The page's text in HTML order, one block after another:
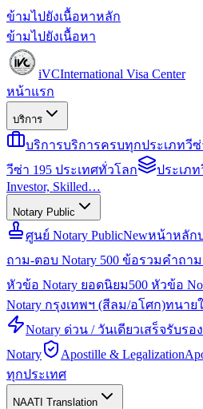
ข้ามไปยังเนื้อหาหลัก
ข้ามไปยังเนื้อหา
iVCInternational Visa Center
หน้าแรก
บริการ
บริการบริการครบทุกประเภทวีซ่
วีซ่า 195 ประเทศทั่วโลก
ประเภ
Investor, Skilled…
Notary Public
ศูนย์ Notary PublicNewหน้าหลัก
ถาม-ตอบ Notary 500 ข้อรวมคำถาม
หัวข้อ Notary ยอดนิยม500 หัวข้อ
Notary กรุงเทพฯ (สีลม/อโศก)ทนาย
Notary ด่วน / วันเดียวเสร็จรับรอ
Notary
Apostille & Legalization
ทุกประเทศ
NAATI Translation